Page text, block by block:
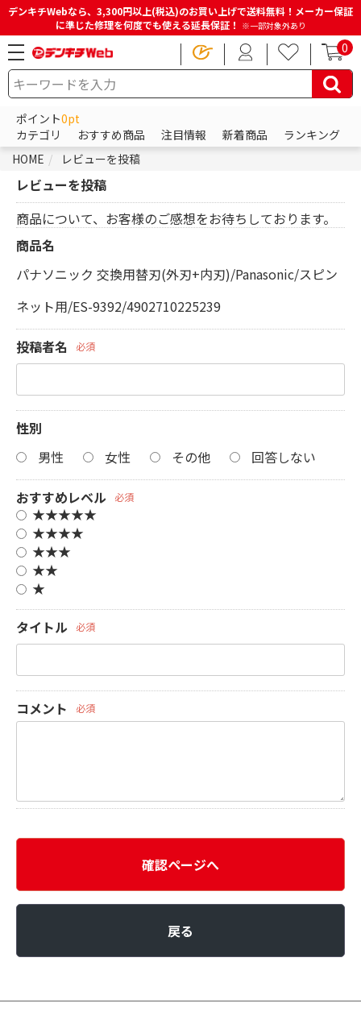
デンキチWebなら、3,300円以上(税込)のお買い上げで送料無料！メーカー保証
に準じた修理を何度でも使える延長保証！ ※一部対象外あり
0
ポイント0pt
カテゴリ
おすすめ商品 注目情報 新着商品
ランキング
HOME
レビューを投稿
レビューを投稿
商品について、お客様のご感想をお待ちしております。
商品名
パナソニック 交換用替刃(外刃+内刃)/Panasonic/スピン
ネット用/ES-9392/4902710225239
投稿者名 必須
性別
男性
女性 その他 回答しない
おすすめレベル 必須
★★★★★
★★★★
★★★
★★
★
タイトル
必須
コメント 必須
確認ページへ
戻る